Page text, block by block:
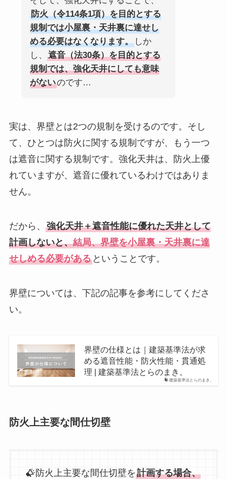
防火（令114条1項）を目的とする
規制では小屋裏・天井裏に達せし
める必要はなくなります。しか
し、
遮音（法30条）を目的とする
規制では、強化天井にしても意味
がないのです…
実は、界壁とは2つの規制を受けるのです。そし
て、ひとつは防火に関する規制ですが、もう一つ
は遮音に関する規制です。強化天井は、防火上優
れていますが、遮音に優れているわけではありま
せん。
だから、 強化天井＋遮音性能に優れた天井として
計画しないと、結局、界壁を小屋裏・天井裏に達
せしめる必要があるということです。
界壁については、下記の記事を参考にしてくださ
い。
建築基準法とらのまき。
界壁の仕様とは｜建築基準法が求
める遮音性能・防火性能・貫通処
理 | 建築基準法とらのまき。
防火上主要な間仕切壁
防火上主要な間仕切壁を計画する場合、